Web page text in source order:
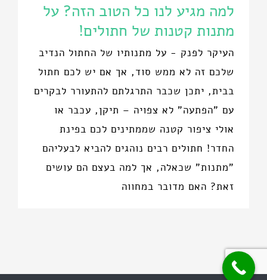
למה מגיע לנו כל הטוב הזה? על
מתנות קטנות של חתולים!
העיקר לפנק - על מתנותיו של החתול הנדיב
שלכם זה לא ממש סוד, אך אם יש לכם חתול
בבית, יתכן שכבר התרגלתם להתעורר לבקרים
עם "הפתעה" לא צפויה – תיקן, עכבר או
אולי ציפור קטנה שממתינים לכם בפינת
החדר! חתולים רבים נוהגים להביא לבעליהם
"מתנות" שכאלה, אך למה בעצם הם עושים
זאת? האם מדובר במחווה